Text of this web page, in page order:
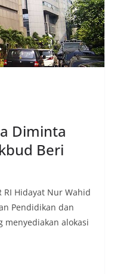
Diminta
Beri
RI Hidayat Nur Wahid
Pendidikan dan
menyediakan alokasi